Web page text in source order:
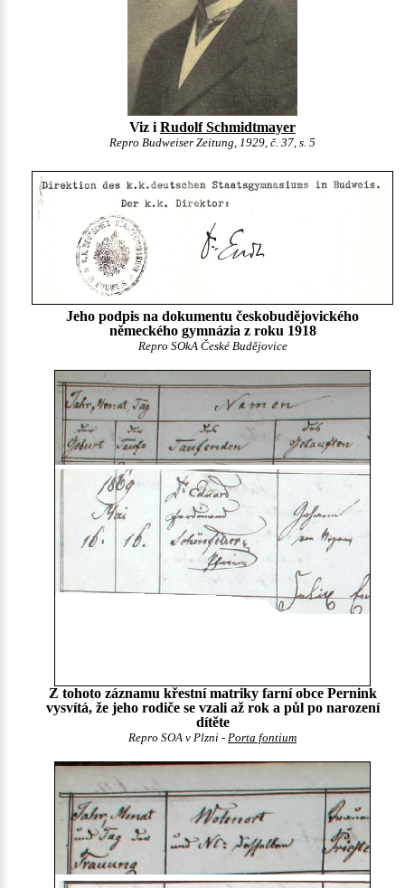
Viz i Rudolf Schmidtmayer
Repro Budweiser Zeitung, 1929, č. 37, s. 5
Jeho podpis na dokumentu českobudějovického
německého gymnázia z roku 1918
Repro SOkA České Budějovice
Z tohoto záznamu křestní matriky farní obce Pernink
vysvítá, že jeho rodiče se vzali až rok a půl po narození
dítěte
Repro SOA v Plzni - Porta fontium